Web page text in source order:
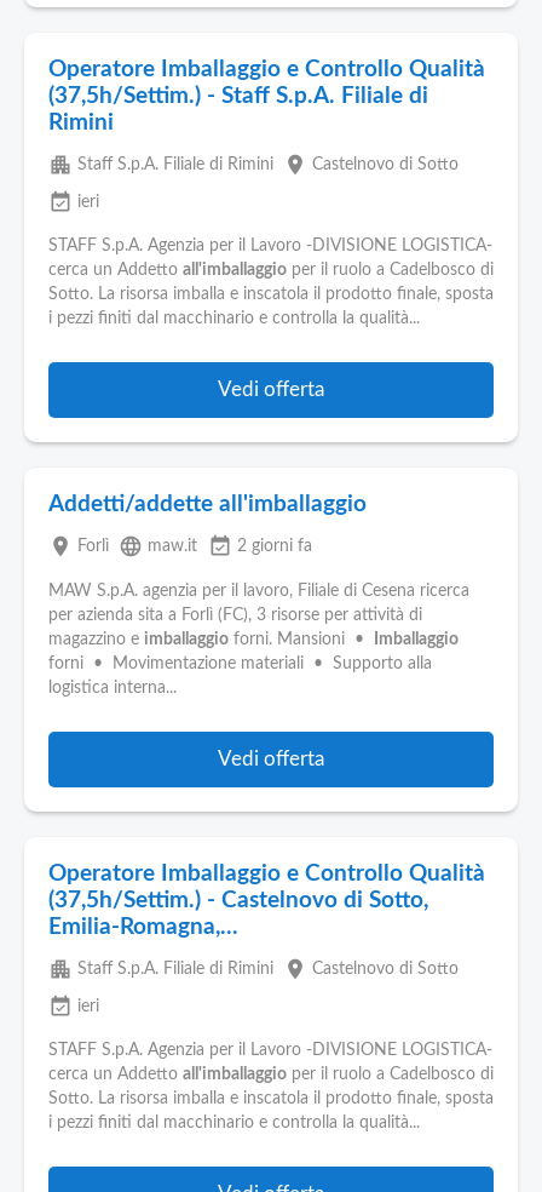
Operatore Imballaggio e Controllo Qualità
(37,5h/Settim.) - Staff S.p.A. Filiale di
Rimini
apartment Staff S.p.A. Filiale di Rimini place Castelnovo di Sotto
event_available ieri
STAFF S.p.A. Agenzia per il Lavoro -DIVISIONE LOGISTICA-
cerca un Addetto all'imballaggio per il ruolo a Cadelbosco di
Sotto. La risorsa imballa e inscatola il prodotto finale, sposta
i pezzi finiti dal macchinario e controlla la qualità...
Vedi offerta
Addetti/addette all'imballaggio
place Forlì language maw.it event_available 2 giorni fa
MAW S.p.A. agenzia per il lavoro, Filiale di Cesena ricerca
per azienda sita a Forlì (FC), 3 risorse per attività di
magazzino e imballaggio forni. Mansioni •
Imballaggio
forni • Movimentazione materiali • Supporto alla
logistica interna...
Vedi offerta
Operatore Imballaggio e Controllo Qualità
(37,5h/Settim.) - Castelnovo di Sotto,
Emilia-Romagna,...
apartment Staff S.p.A. Filiale di Rimini place Castelnovo di Sotto
event_available ieri
STAFF S.p.A. Agenzia per il Lavoro -DIVISIONE LOGISTICA-
cerca un Addetto all'imballaggio per il ruolo a Cadelbosco di
Sotto. La risorsa imballa e inscatola il prodotto finale, sposta
i pezzi finiti dal macchinario e controlla la qualità...